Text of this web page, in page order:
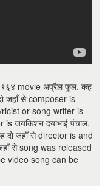
movie अप्रैल फूल. कह
जहाँ से composer is
or song writer is
जयकिशन दयाभाई पंचाल.
दो जहाँ से director is and
से song was released
video song can be